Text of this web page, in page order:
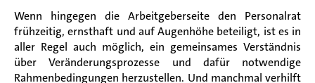
Wenn hingegen die Arbeitgeberseite den Personalrat
frühzeitig, ernsthaft und auf Augenhöhe beteiligt, ist es in
aller Regel auch möglich, ein gemeinsames Verständnis
über Veränderungsprozesse und dafür notwendige
Rahmenbedingungen herzustellen. Und manchmal verhilft